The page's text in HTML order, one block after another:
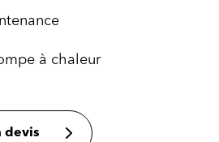
à chaleur
devis